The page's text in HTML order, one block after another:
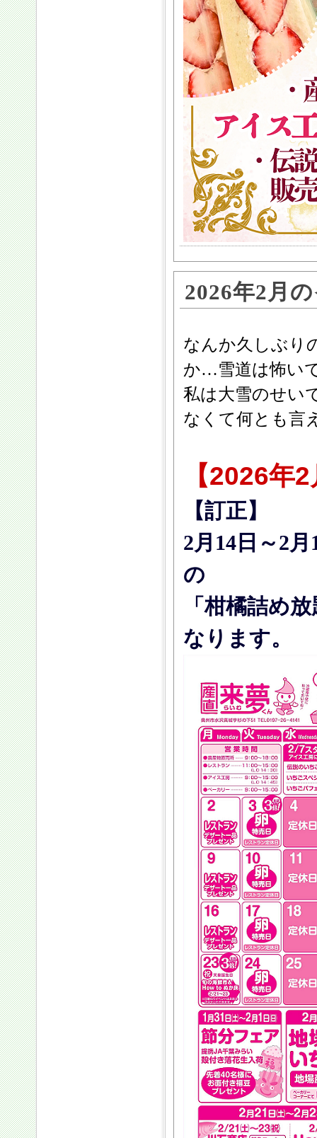
2026年2月
なんか久しぶり
か…雪道は怖い
私は大雪のせい
なくて何とも言
【2026年
【訂正】
2月14日～2
の
「柑橘詰め
なります。